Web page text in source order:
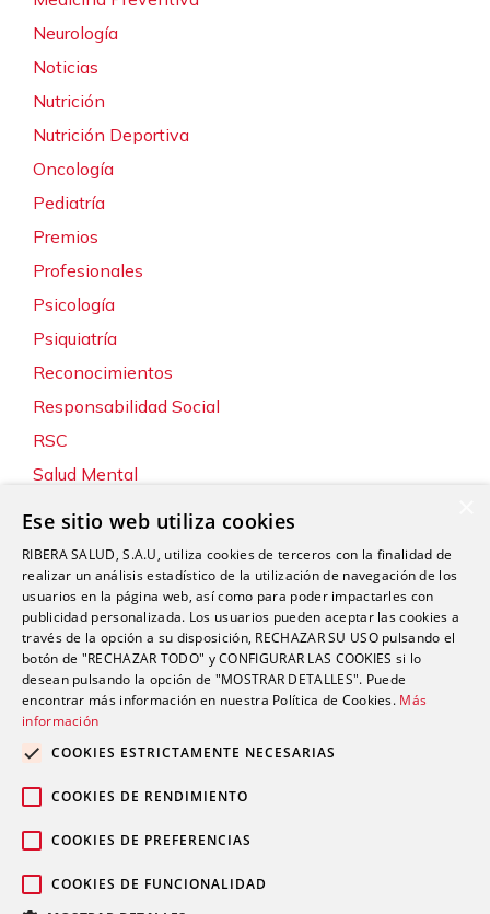
Neurología
Noticias
Nutrición
Nutrición Deportiva
Oncología
Pediatría
Premios
Profesionales
Psicología
Psiquiatría
Reconocimientos
Responsabilidad Social
RSC
Salud Mental
Servicios
Sostenibilidad y Medio Ambiente
Tecnología
Traumatología y Cirugía Ortopédica
Unidad de Tráfico
Urgencias
Urología
© 2026 Grupo Ribera |
Ese sitio web utiliza cookies
RIBERA SALUD, S.A.U, utiliza cookies de terceros con la finalidad de
realizar un análisis estadístico de la utilización de navegación de los
usuarios en la página web, así como para poder impactarles con
publicidad personalizada. Los usuarios pueden aceptar las cookies a
través de la opción a su disposición, RECHAZAR SU USO pulsando el
botón de "RECHAZAR TODO" y CONFIGURAR LAS COOKIES si lo
desean pulsando la opción de "MOSTRAR DETALLES". Puede
encontrar más información en nuestra Política de Cookies. Más
información
COOKIES ESTRICTAMENTE NECESARIAS
COOKIES DE RENDIMIENTO
COOKIES DE PREFERENCIAS
COOKIES DE FUNCIONALIDAD